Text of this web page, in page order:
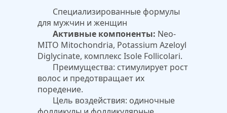
Специализированные формулы
для мужчин и женщин
Активные компоненты: Neo-
MITO Mitochondria, Potassium Azeloyl
Diglycinate, комплекс Isole Follicolari.
Преимущества: стимулирует рост
волос и предотвращает их
поредение.
Цель воздействия: одиночные